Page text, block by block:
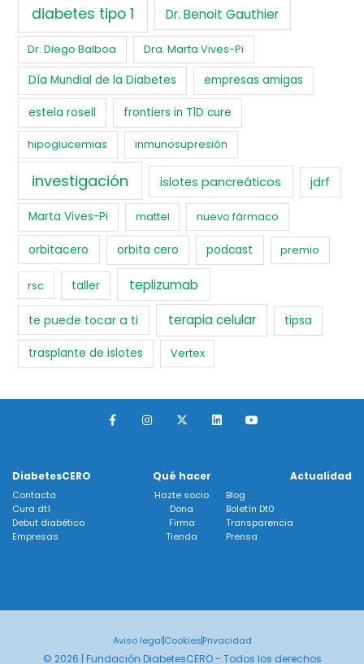
diabetes tipo 1 Dr. Benoit Gauthier
Dr. Diego Balboa Dra. Marta Vives-Pi
Día Mundial de la Diabetes empresas amigas
estela rosell frontiers in T1D cure
hipoglucemias inmunosupresión
investigación islotes pancreáticos jdrf
Marta Vives-Pi mattel nuevo fármaco
orbitacero orbita cero podcast premio
rsc taller teplizumab
te puede tocar a ti terapia celular tipsa
trasplante de islotes Vertex
F
a
I
n
X
-
t
t
e
r
L
i
Y
o
DiabetesCERO
Contacta
Cura dt1
Debut diabético
Empresas
Qué hacer
Hazte socio
Dona
Firma
Tienda
Actualidad
Blog
Boletín Dt0
Transparencia
Prensa
Aviso legalCookiesPrivacidad
© 2026 | Fundación DiabetesCERO - Todos los derechos